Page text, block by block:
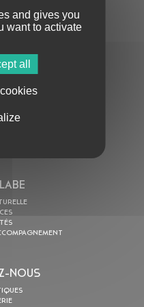
de confidentialité
NOUS
and gives you
want to activate
all